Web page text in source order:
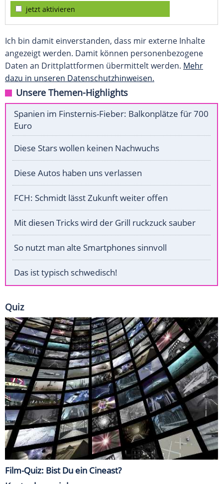
jetzt aktivieren
Ich bin damit einverstanden, dass mir externe Inhalte
angezeigt werden. Damit können personenbezogene
Daten an Drittplattformen übermittelt werden. Mehr
dazu in unseren Datenschutzhinweisen.
Unsere Themen-Highlights
Spanien im Finsternis-Fieber: Balkonplätze für 700
Euro
Diese Stars wollen keinen Nachwuchs
Diese Autos haben uns verlassen
FCH: Schmidt lässt Zukunft weiter offen
Mit diesen Tricks wird der Grill ruckzuck sauber
So nutzt man alte Smartphones sinnvoll
Das ist typisch schwedisch!
Quiz
Film-Quiz: Bist Du ein Cineast?